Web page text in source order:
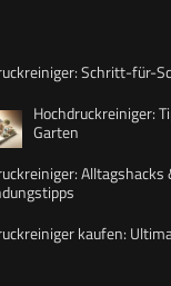
Schritt-für-
Hochdruckreiniger:
Garten
Alltagshacks
kaufen: